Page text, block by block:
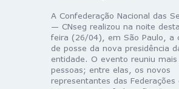
A Confederação Nacional das
— CNseg realizou na noite
feira (26/04), em São Paulo, a
de posse da nova presidência
entidade. O evento reuniu mais
pessoas; entre elas, os novos
representantes das Federações